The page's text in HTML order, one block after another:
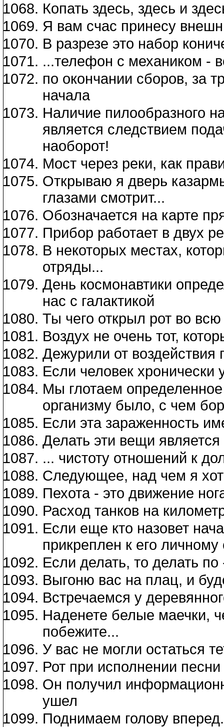
Копать здесь, здесь и
Я вам счас принесу
В разрезе это набор
...телефон с механиком -
по окончании сборов, за
начала
Наличие пилообразного
является следствием
наоборот!
Мост через реки, как
Открываю я дверь
глазами смотрит...
Обозначается на карте
Прибор работает в двух
В некоторых местах,
отряды...
День космонавтики
нас с галактикой
Ты чего открыл рот во всю
Воздух не очень тот,
Дежурили от
Если человек хронически
Мы глотаем
организму было, с чем
Если эта зараженность
Делать эти вещи
... чистоту отношений к
Следующее, над чем я
Пехота - это движение
Расход танков на
Если еще кто назовет
прикреплен к его
Если делать, то делать
Выгоню вас на плац, и
Встречаемся у
Наденете белые маечки,
побежите...
У вас не могли остаться
Рот при исполнении
Он получил
ушел
Поднимаем голову